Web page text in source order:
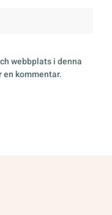
webbplats i denna
kommentar.